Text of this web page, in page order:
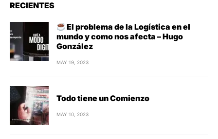
RECIENTES
El problema de la Logística en el
mundo y como nos afecta – Hugo
González
MAY 19, 2023
Todo tiene un Comienzo
MAY 10, 2023